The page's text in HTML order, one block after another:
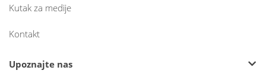
Kutak za medije
Kontakt
Upoznajte nas